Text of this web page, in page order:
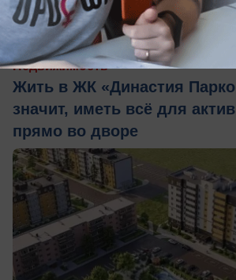
08.08.2026
Недвижимость
Жить в ЖК «Династия
значит, иметь всё для
прямо во дворе